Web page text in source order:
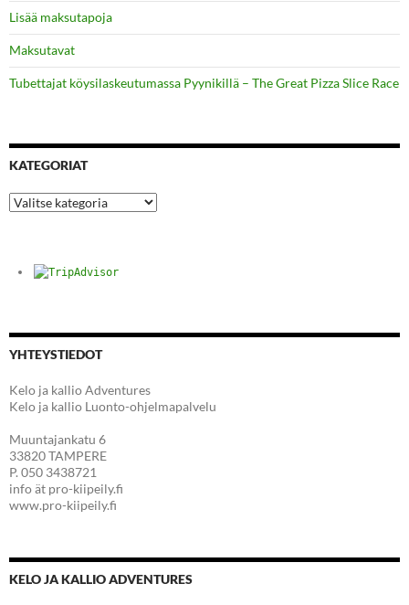
Lisää maksutapoja
Maksutavat
Tubettajat köysilaskeutumassa Pyynikillä – The Great Pizza Slice Race
KATEGORIAT
Kategoriat
YHTEYSTIEDOT
Kelo ja kallio Adventures
Kelo ja kallio Luonto-ohjelmapalvelu
Muuntajankatu 6
33820 TAMPERE
P. 050 3438721
info ät pro-kiipeily.fi
www.pro-kiipeily.fi
KELO JA KALLIO ADVENTURES